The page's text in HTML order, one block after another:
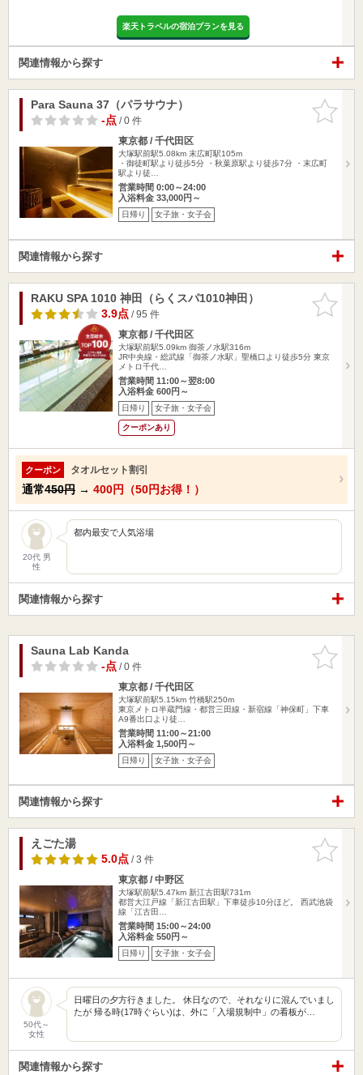
楽天トラベルの宿泊プランを見る
関連情報から探す
お気に入
りに追加
Para Sauna 37（パラサウナ）
-点/ 0 件
東京都 / 千代田区
大塚駅前駅5.08km 末広町駅105m
・御徒町駅より徒歩5分 ・秋葉原駅より徒歩7分 ・末広町
駅より徒…
営業時間 0:00～24:00
入浴料金 33,000円～
日帰り 女子旅・女子会
関連情報から探す
お気に入
りに追加
RAKU SPA 1010 神田（らくスパ1010神田）
3.9点/ 95 件
東京都 / 千代田区
大塚駅前駅5.09km 御茶ノ水駅316m
JR中央線・総武線「御茶ノ水駅」聖橋口より徒歩5分 東京
メトロ千代…
営業時間 11:00～翌8:00
入浴料金 600円～
日帰り 女子旅・女子会
クーポンあり
クーポン タオルセット割引
通常450円 → 400円（50円お得！）
20代 男
性
都内最安で人気浴場
関連情報から探す
お気に入
りに追加
Sauna Lab Kanda
-点/ 0 件
東京都 / 千代田区
大塚駅前駅5.15km 竹橋駅250m
東京メトロ半蔵門線・都営三田線・新宿線「神保町」下車
A9番出口より徒…
営業時間 11:00～21:00
入浴料金 1,500円～
日帰り 女子旅・女子会
関連情報から探す
お気に入
りに追加
えごた湯
5.0点/ 3 件
東京都 / 中野区
大塚駅前駅5.47km 新江古田駅731m
都営大江戸線「新江古田駅」下車徒歩10分ほど。 西武池袋
線「江古田…
営業時間 15:00～24:00
入浴料金 550円～
日帰り 女子旅・女子会
50代～
女性
日曜日の夕方行きました。 休日なので、それなりに混んでいまし
たが 帰る時(17時ぐらい)は、外に「入場規制中」の看板が…
関連情報から探す